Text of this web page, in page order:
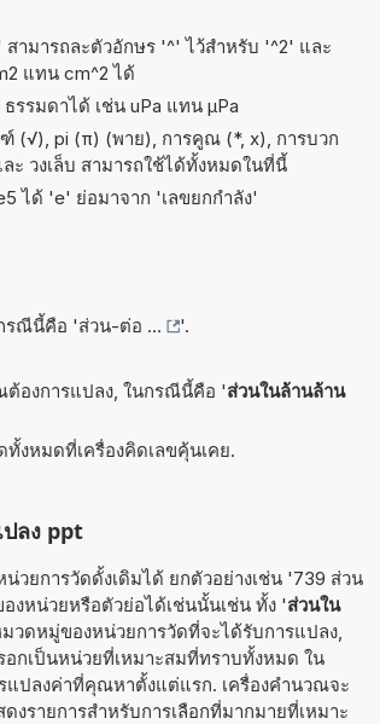
ามารถละตัวอักษร '^' ไว้สำหรับ '^2' และ
แทน cm^2 ได้
รมดาได้ เช่น uPa แทน µPa
(√), pi (π) (พาย), การคูณ (*, x), การบวก
ะ วงเล็บ สามารถใช้ได้ทั้งหมดในที่นี้
ได้ 'e' ย่อมาจาก 'เลขยกกำลัง'
รณีนี้คือ 'ส่วน-ต่อ ...
'.
ต้องการแปลง, ในกรณีนี้คือ 'ส่วนในล้านล้าน
งหมดที่เครื่องคิดเลขคุ้นเคย.
ลง ppt
วยการวัดดั้งเดิมได้ ยกตัวอย่างเช่น '739 ส่วน
งหน่วยหรือตัวย่อได้เช่นนั้นเช่น ทั้ง 'ส่วนใน
วดหมู่ของหน่วยการวัดที่จะได้รับการแปลง,
กเป็นหน่วยที่เหมาะสมที่ทราบทั้งหมด ใน
แปลงค่าที่คุณหาตั้งแต่แรก. เครื่องคำนวณจะ
งรายการสำหรับการเลือกที่มากมายที่เหมาะ